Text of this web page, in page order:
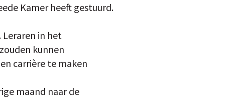
Kamer heeft gestuurd.
Leraren in het
kunnen
carrière te maken
maand naar de